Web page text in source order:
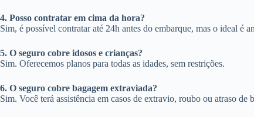
4. Posso contratar em cima da hora?
Sim, é possível contratar até 24h antes do embarque, mas o ideal é
5. O seguro cobre idosos e crianças?
Sim. Oferecemos planos para todas as idades, sem restrições.
6. O seguro cobre bagagem extraviada?
Sim. Você terá assistência em casos de extravio, roubo ou atraso de